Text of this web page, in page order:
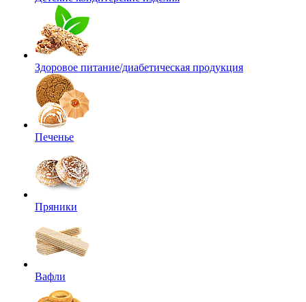
Здоровое питание/диабетическая продукция
Печенье
Пряники
Вафли